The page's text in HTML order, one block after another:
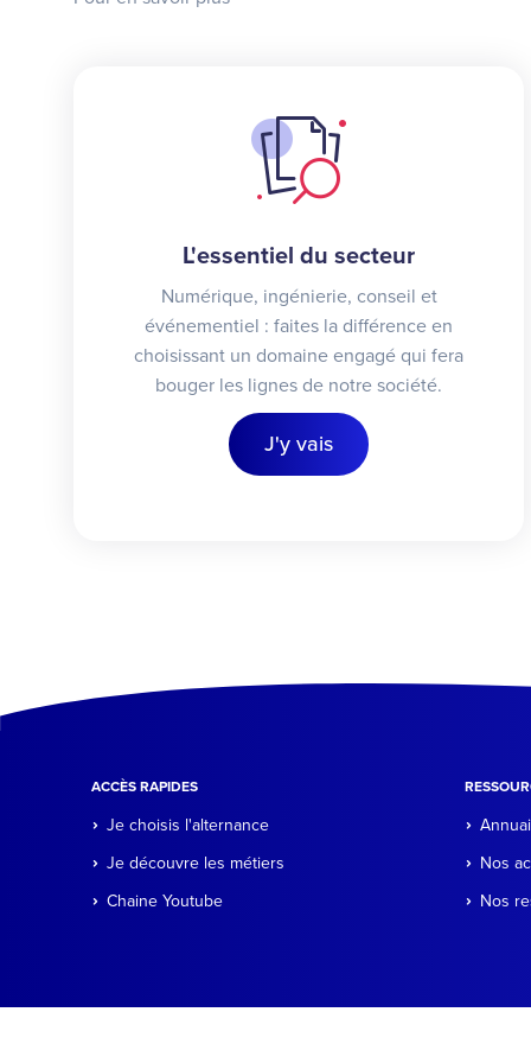
L'essentiel du secteur
Numérique, ingénierie, conseil et
événementiel : faites la différence en
choisissant un domaine engagé qui fera
bouger les lignes de notre société.
J'y vais
ACCÈS RAPIDES
Je choisis l'alternance
Je découvre les métiers
Chaine Youtube
Nos
Nos